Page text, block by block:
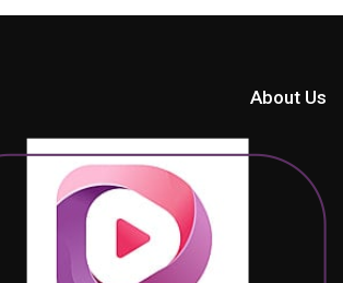
About Us